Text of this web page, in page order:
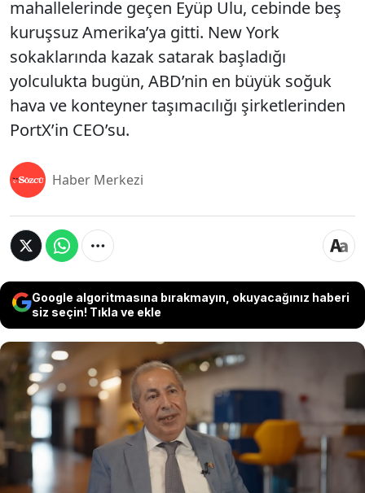
mahallelerinde geçen Eyüp Ulu, cebinde beş
kuruşsuz Amerika’ya gitti. New York
sokaklarında kazak satarak başladığı
yolculukta bugün, ABD’nin en büyük soğuk
hava ve konteyner taşımacılığı şirketlerinden
PortX’in CEO’su.
Haber Merkezi
Google algoritmasına bırakmayın, okuyacağınız haberi
siz seçin! Tıkla ve ekle
Çocukluğu Zeytinburnu’nun gecekondu
mahallelerinde geçen Eyüp Ulu, cebinde beş
kuruşsuz Amerika’ya gitti. New York
sokaklarında kazak satarak başladığı yolculukta
bugün, ABD’nin en büyük soğuk hava ve
konteyner taşımacılığı şirketlerinden PortX’in